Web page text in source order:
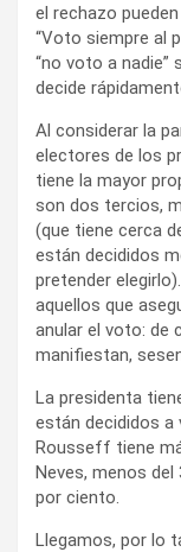
el rechazo
“Voto siempre al
“no voto a nadie”
decide
Al considerar la
electores de los
tiene la mayor
son dos tercios,
(que tiene cerca
están decididos
pretender
aquellos que
anular el voto: de
manifiestan,
La presidenta
están decididos a
Rousseff tiene
Neves, menos del
por ciento.
Llegamos, por lo